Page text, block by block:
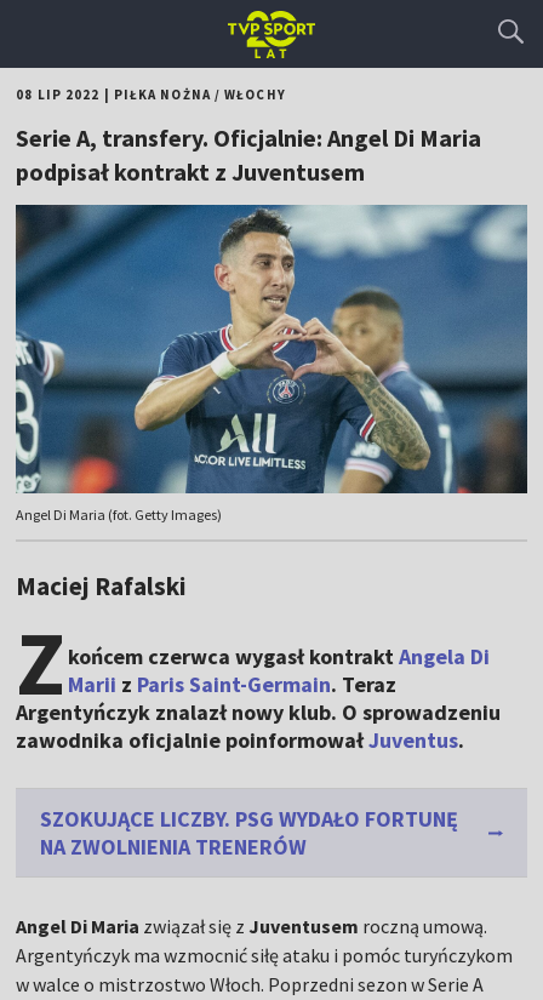
08 LIP 2022 PIŁKA NOŻNA/WŁOCHY
Serie A, transfery. Oficjalnie: Angel Di Maria
podpisał kontrakt z Juventusem
Angel Di Maria (fot. Getty Images)
Maciej Rafalski
Z końcem czerwca wygasł kontraktAngela Di
Marii z Paris Saint-Germain. Teraz
Argentyńczyk znalazł nowy klub. O sprowadzeniu
zawodnika oficjalnie poinformowałJuventus.
SZOKUJĄCE LICZBY. PSG WYDAŁO FORTUNĘ
NA ZWOLNIENIA TRENERÓW
Angel Di Maria związał się z Juventusem roczną umową.
Argentyńczyk ma wzmocnić siłę ataku i pomóc turyńczykom
w walce o mistrzostwo Włoch. Poprzedni sezon w Serie A